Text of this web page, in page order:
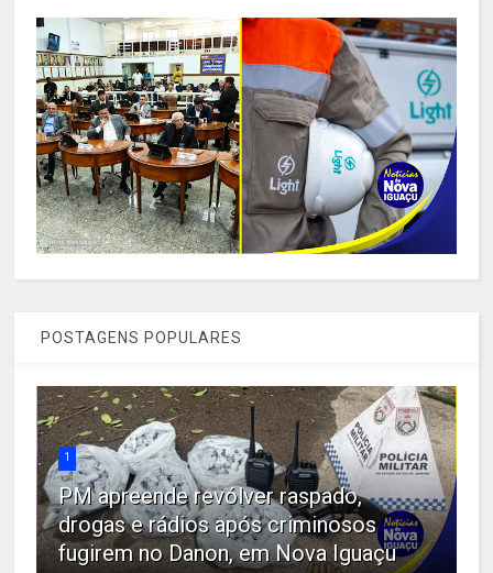
POSTAGENS POPULARES
1
PM apreende revólver raspado,
drogas e rádios após criminosos
fugirem no Danon, em Nova Iguaçu